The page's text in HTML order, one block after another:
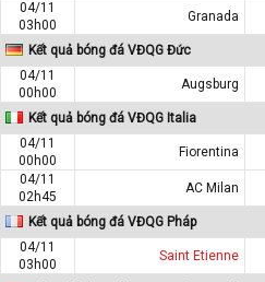
04/11
03h00
Granada
Kết quả bóng đá VĐQG Đức
04/11
00h00
Augsburg
Kết quả bóng đá VĐQG Italia
04/11
00h00
Fiorentina
04/11
02h45
AC Milan
Kết quả bóng đá VĐQG Pháp
04/11
03h00
Saint Etienne